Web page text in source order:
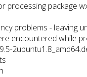
processing package
problems - leaving
encountered while